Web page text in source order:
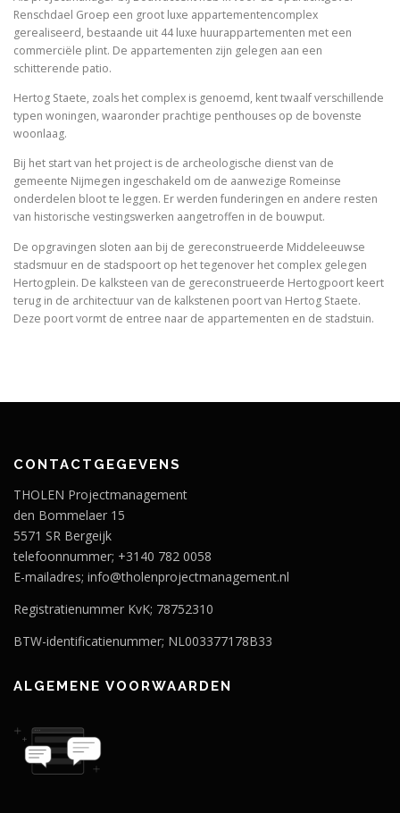
Renschdael Groep een groot luxe appartementencomplex
gerealiseerd, bestaande uit 44 luxe huurappartementen met een
commerciële plint. De appartementen zijn gelegen aan een
schitterende patio.
Hertog Staete, zoals het complex is genoemd, kent twaalf verschillende
typen woningen, waaronder prachtige penthouses op de bovenste
woonlaag.
Bij het start van het project is de archeologische dienst van de
gemeente Nijmegen ingeschakeld om de aanwezige Romeinse
onderdelen bloot te leggen. Er werden funderingen en andere resten
van historische vestingswerken aangetroffen in de bouwput.
De opgravingen sloten aan bij de gereconstrueerde Middeleeuwse
stadsmuur en de stadspoort op het tegenover het complex gelegen
Hertogplein. De kalksteen van de gereconstrueerde Hertogpoort keert
terug in de architectuur van de kalkstenen poort van Hertog Staete.
Deze poort vormt de entree naar de appartementen en de stadstuin.
CONTACTGEGEVENS
THOLEN Projectmanagement
den Bommelaer 15
5571 SR Bergeijk
telefoonnummer; +3140 782 0058
E-mailadres; info@tholenprojectmanagement.nl
Registratienummer KvK; 78752310
BTW-identificatienummer; NL003377178B33
ALGEMENE VOORWAARDEN